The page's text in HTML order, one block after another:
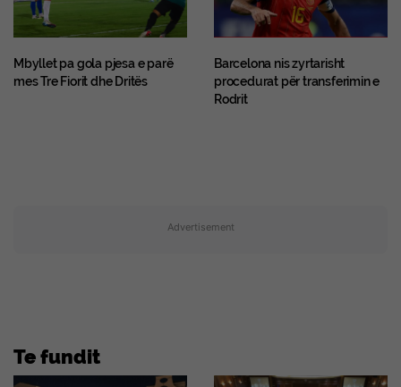
Mbyllet pa gola pjesa e parë
mes Tre Fiorit dhe Dritës
Barcelona nis zyrtarisht
procedurat për transferimin e
Rodrit
Advertisement
Te fundit